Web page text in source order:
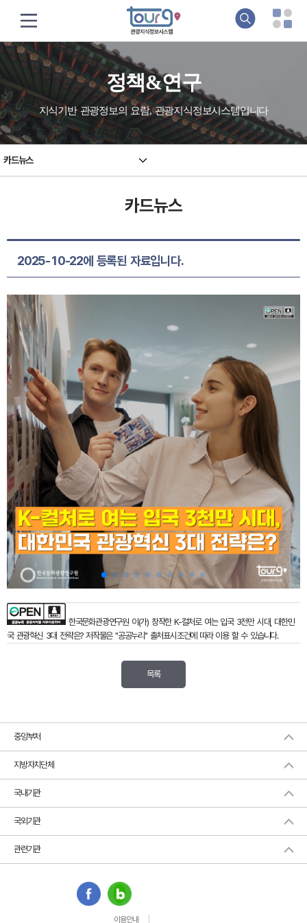
정책&연구
지식기반 관광정보의 요람, 관광지식정보시스템입니다
카드뉴스
카드뉴스
2025-10-22에 등록된 자료입니다.
한국문화관광연구원 이(가) 창작한K-컬처로 여는 입국 3전만 시대, 대한민
국 관광혁신 3대 전략은?저작물은 "공공누리" 출처표시 조건에 따라 이용 할 수 있습니다.
목록
중앙부처
지방자치단체
국내기관
국외기관
관련기관
이용안내